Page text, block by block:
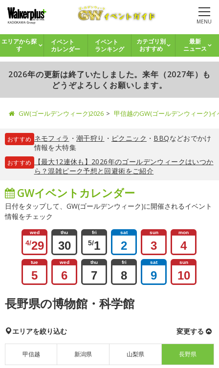
MENU
エリアから探
す
イベント
カレンダー
イベント
ランキング
カテゴリ別
おすすめ
最新
ニュース
2026年の更新は終了いたしました。来年（2027年）も
どうぞよろしくお願いします。
GW(ゴールデンウィーク)2026 甲信越のGW(ゴールデンウィーク)
おすすめ ネモフィラ ・ 潮干狩り ・ ピクニック ・ BBQなどおでかけ
情報を大特集
おすすめ
【最大12連休も】2026年のゴールデンウィークはいつか
ら？混雑ピーク予想と回避術をご紹介
GWイベントカレンダー
日付をタップして、GW(ゴールデンウィーク)に開催されるイベント
情報をチェック
wed
4/29
thu
30
fri
5/1
sat
2
sun
3
mon
4
tue
5
wed
6
thu
7
fri
8
sat
9
sun
10
長野県の博物館・科学館
エリアを絞り込む 変更する
甲信越 新潟県 山梨県 長野県